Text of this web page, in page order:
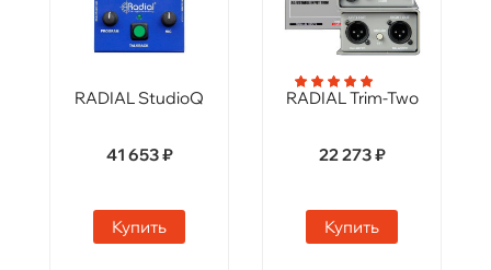
RADIAL StudioQ
41 653 ₽
Купить
RADIAL Trim-Two
22 273 ₽
Купить